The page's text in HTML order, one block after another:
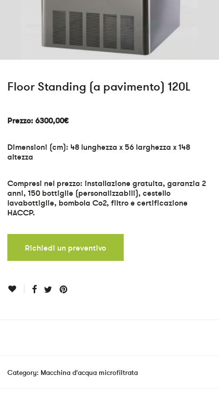
Floor Standing (a pavimento) 120L
Prezzo: 6300,00€
Dimensioni (cm): 48 lunghezza x 56 larghezza x 148
altezza
Compresi nel prezzo: installazione gratuita, garanzia 2
anni, 150 bottiglie (personalizzabili), cestello
lavabottiglie, bombola Co2, filtro e certificazione
HACCP.
Richiedi un preventivo
Category: Macchina d'acqua microfiltrata